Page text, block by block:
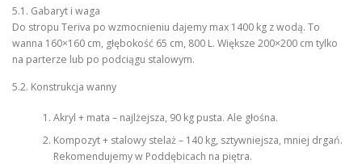
5.1. Gabaryt i waga
Do stropu Teriva po wzmocnieniu dajemy max 1400 kg z wodą. To
wanna 160×160 cm, głębokość 65 cm, 800 L. Większe 200×200 cm tylko
na parterze lub po podciągu stalowym.
5.2. Konstrukcja wanny
Akryl + mata – najlżejsza, 90 kg pusta. Ale głośna.
Kompozyt + stalowy stelaż – 140 kg, sztywniejsza, mniej drgań.
Rekomendujemy w Poddębicach na piętra.